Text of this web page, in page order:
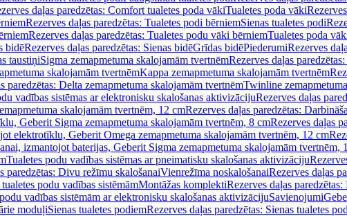
daļas paredzētas: Comfort tualetes poda vākiTualetes poda vāki
Rezerves daļas paredzētas: Tualetes podi bērniemSienas tualetes podi
Rezerves daļas paredzētas: Tualetes podu vāki bērniemTualetes poda
bidēRezerves daļas paredzētas: Sienas bidēGrīdas bidēPiederumiRezerves
taustiņiSigma zemapmetuma skalojamām tvertnēmRezerves daļas
skalojamām tvertnēmKappa zemapmetuma skalojamām tvertnēm
paredzētas: Delta zemapmetuma skalojamām tvertnēmTwinline
vadības sistēmas ar elektronisku skalošanas aktivizācijuRezerves daļas
skalojamām tvertnēm, 12 cmRezerves daļas paredzētas:
Geberit Sigma zemapmetuma skalojamām tvertnēm, 8 cmRezerves daļas
elektrotīklu, Geberit Omega zemapmetuma skalojamām tvertnēm, 12 cm
izmantojot baterijas, Geberit Sigma zemapmetuma skalojamām tvertnēm,
Tualetes podu vadības sistēmas ar pneimatisku skalošanas aktivizāciju
paredzētas: Divu režīmu skalošanaiVienrežīma noskalošanaiRezerves daļas
podu vadības sistēmāmMontāžas komplektiRezerves daļas
vadības sistēmām ar elektronisku skalošanas aktivizācijuSavienojumi
moduļiSienas tualetes podiemRezerves daļas paredzētas: Sienas tualetes